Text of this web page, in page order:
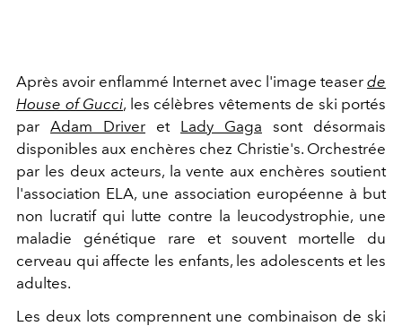
Après avoir enflammé Internet avec l'image teaser de
House of Gucci, les célèbres vêtements de ski portés
par Adam Driver et Lady Gaga sont désormais
disponibles aux enchères chez Christie's. Orchestrée
par les deux acteurs, la vente aux enchères soutient
l'association ELA, une association européenne à but
non lucratif qui lutte contre la leucodystrophie, une
maladie génétique rare et souvent mortelle du
cerveau qui affecte les enfants, les adolescents et les
adultes.
Les deux lots comprennent une combinaison de ski